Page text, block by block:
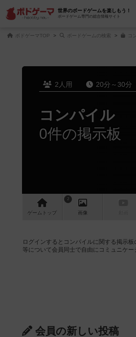
世界のボードゲームを楽しもう！
ボードゲーム専門の総合情報サイト
ボドゲーマTOP ボードゲームの検索 コ
2人用 20分～30分
コンパイル
0件の掲示板
ゲーム トップ
2
画像
ログインするとコンパイルに関する掲示
等について会員同士で自由にコミュニケー
会員の新しい投稿